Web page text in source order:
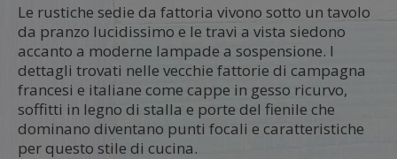
Le rustiche sedie da fattoria vivono sotto un tavolo
da pranzo lucidissimo e le travi a vista siedono
accanto a moderne lampade a sospensione. I
dettagli trovati nelle vecchie fattorie di campagna
francesi e italiane come cappe in gesso ricurvo,
soffitti in legno di stalla e porte del fienile che
dominano diventano punti focali e caratteristiche
per questo stile di cucina.